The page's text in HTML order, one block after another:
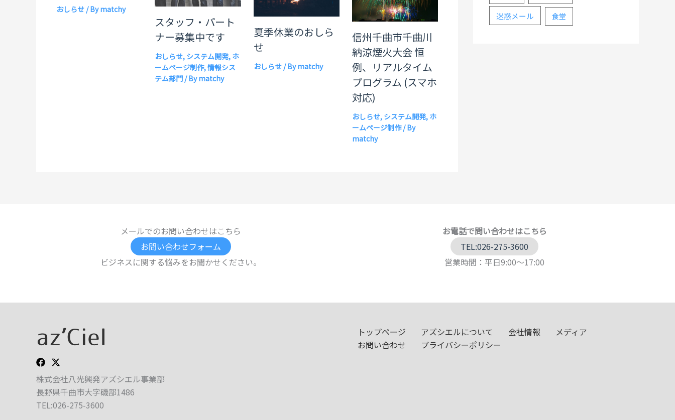
おしらせ / Bymatchy
スタッフ・パート
ナー募集中です
おしらせ, システム開発, ホ
ームページ制作,情報シス
テム部門 / Bymatchy
夏季休業のおしら
せ
おしらせ/ Bymatchy
信州千曲市千曲川
納涼煙火大会 恒
例、リアルタイム
プログラム (スマホ
対応)
おしらせ, システム開発, ホ
ームページ制作/ By
matchy
迷惑メール 食堂
メールでのお問い合わせはこちら
お問い合わせフォーム
ビジネスに関する悩みをお聞かせください。
お電話で問い合わせはこちら
TEL:026-275-3600
営業時間：平日9:00～17:00
株式会社八光興発アズシエル事業部
長野県千曲市大字磯部1486
TEL:026-275-3600
トップページ アズシエルについて 会社情報
メディア
お問い合わせ
プライバシーポリシー